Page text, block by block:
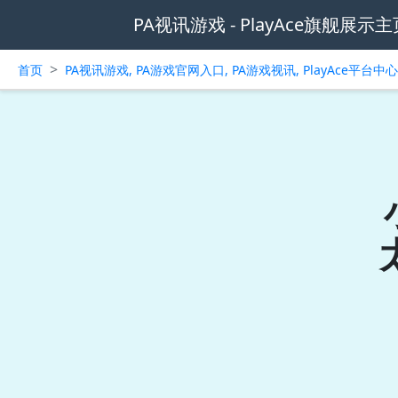
PA视讯游戏 - PlayAce旗舰展示主
首页 > PA视讯游戏, PA游戏官网入口, PA游戏视讯, PlayAce平台中